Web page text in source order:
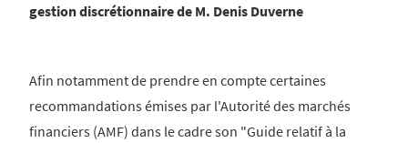
gestion discrétionnaire de M. Denis Duverne
Afin notamment de prendre en compte certaines
recommandations émises par l'Autorité des marchés
financiers (AMF) dans le cadre son "Guide relatif à la